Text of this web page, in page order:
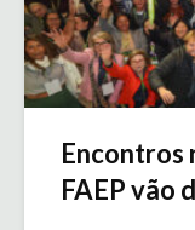
Encontros
FAEP vão